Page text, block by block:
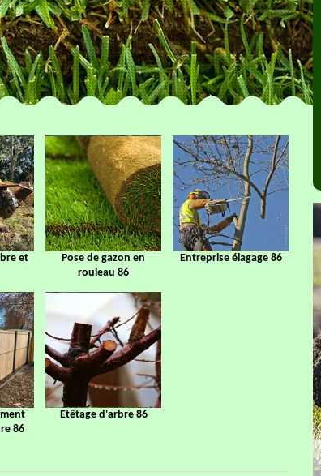
et
Pose de gazon en
rouleau 86
Entreprise élagage 86
86
Etêtage d'arbre 86